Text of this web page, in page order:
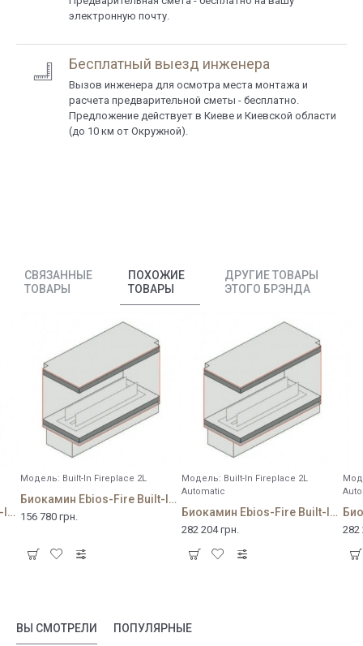
электронную почту.
Бесплатный выезд инженера
Вызов инженера для осмотра места монтажа и
расчета предварительной сметы - бесплатно.
Предложение действует в Киеве и Киевской области
(до 10 км от Окружной).
СВЯЗАННЫЕ
ТОВАРЫ
ПОХОЖИЕ
ТОВАРЫ
ДРУГИЕ ТОВАРЫ
ЭТОГО БРЭНДА
Биокамин Ebios-Fire Built-In Fireplace 1V Automatic
Модель: Built-In Fireplace 2L
Биокамин Ebios-Fire Built-In Fireplace 2L
156 780 грн.
Модель: Built-In Fireplace 2L
Automatic
Биокамин Ebios-Fire Built-In Fireplace 2L (Automatic)
282 204 грн. 282
ВЫ СМОТРЕЛИ ПОПУЛЯРНЫЕ